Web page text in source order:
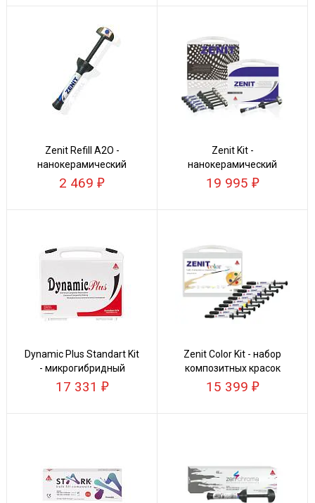
Zenit Refill A2O -
нанокерамический
композит
2 469
Zenit Kit -
нанокерамический
композит
19 995
Dynamic Plus Standart Kit
- микрогибридный
композит
17 331
Zenit Color Kit - набор
композитных красок
15 399